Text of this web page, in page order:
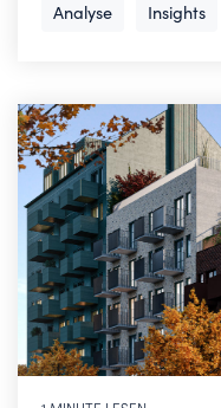
Analyse Insights